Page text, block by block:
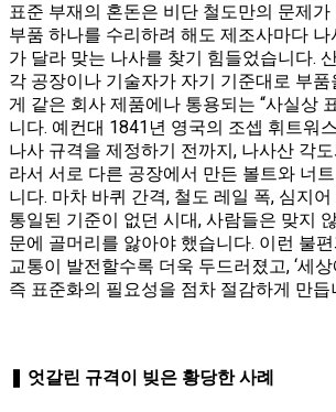
표준 부재의 혼돈은 비단 철도만의 문제가
부품 하나를 수리하려 해도 제조사마다
가 달라 맞는 나사를 찾기 힘들었습니다.
각 공장이나 기술자가 자기 기준대로 부품
게 같은 회사 제품에나 통용되는 “사실상
니다​. 예컨대 1841년 영국의 조셉 휘트워
나사 규격을 제정하기 전까지, 나사산 각
라서 서로 다른 공장에서 만든 볼트와 너
니다​. 마차 바퀴 간격, 철도 레일 폭, 심지어
통일된 기준이 없던 시대, 사람들은 맞지
문에 골머리를 앓아야 했습니다. 이런 불
교통이 발전할수록 더욱 두드러졌고, ‘세
즉 표준화의 필요성을 점차 절감하게 만듭
❚ 엇갈린 규격이 빚은 황당한 사례